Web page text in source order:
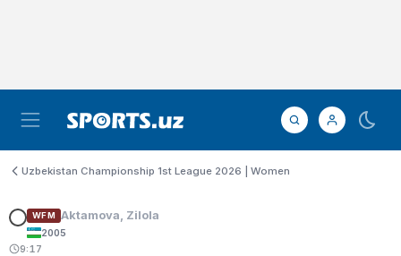
Uzbekistan Championship 1st League 2026 | Women
WFM Aktamova, Zilola
2005
9:17